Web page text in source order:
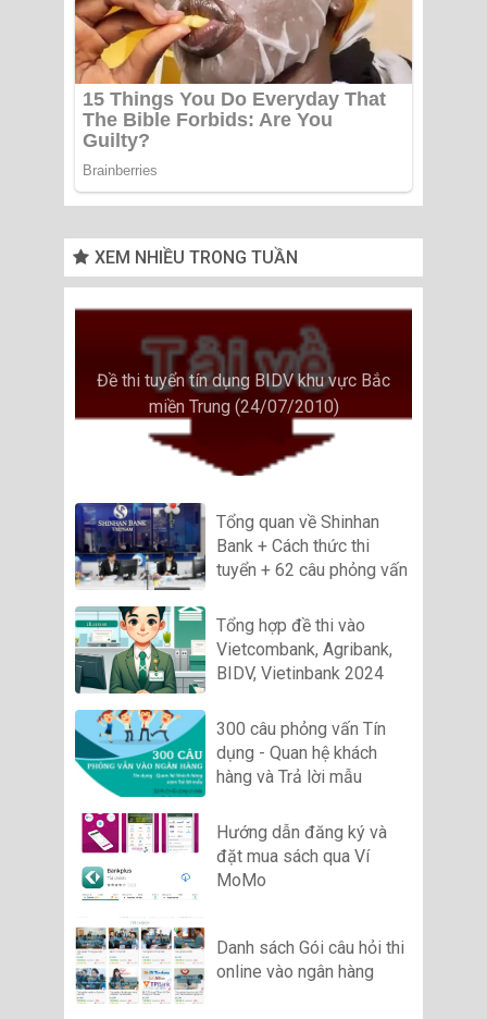
XEM NHIỀU TRONG TUẦN
Đề thi tuyển tín dụng BIDV khu vực Bắc
miền Trung (24/07/2010)
Tổng quan về Shinhan
Bank + Cách thức thi
tuyển + 62 câu phỏng vấn
Tổng hợp đề thi vào
Vietcombank, Agribank,
BIDV, Vietinbank 2024
300 câu phỏng vấn Tín
dụng - Quan hệ khách
hàng và Trả lời mẫu
Hướng dẫn đăng ký và
đặt mua sách qua Ví
MoMo
Danh sách Gói câu hỏi thi
online vào ngân hàng